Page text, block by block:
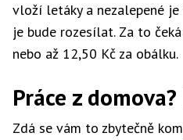
vloží letáky a nezalepené
je bude rozesílat. Za to
nebo až 12,50 Kč za obálku.
Práce z
Zdá se vám to zbytečně